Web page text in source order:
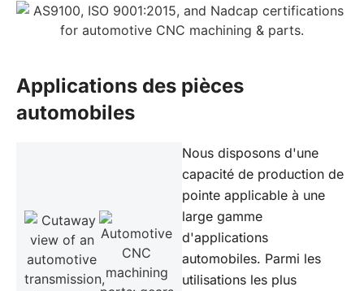
Applications des pièces
automobiles
Nous disposons d'une
capacité de production de
pointe applicable à une
large gamme
d'applications
automobiles. Parmi les
utilisations les plus